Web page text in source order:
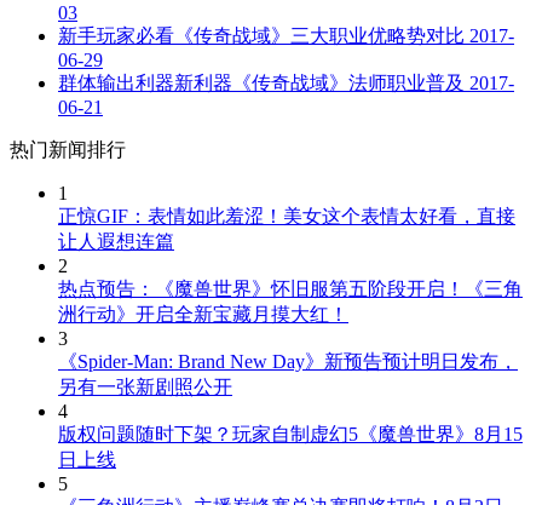
03
新手玩家必看《传奇战域》三大职业优略势对比 2017-
06-29
群体输出利器新利器《传奇战域》法师职业普及 2017-
06-21
热门新闻排行
1
正惊GIF：表情如此羞涩！美女这个表情太好看，直接
让人遐想连篇
2
热点预告：《魔兽世界》怀旧服第五阶段开启！《三角
洲行动》开启全新宝藏月摸大红！
3
《Spider-Man: Brand New Day》新预告预计明日发布，
另有一张新剧照公开
4
版权问题随时下架？玩家自制虚幻5《魔兽世界》8月15
日上线
5